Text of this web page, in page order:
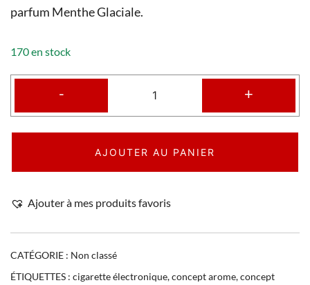
parfum Menthe Glaciale.
170 en stock
- +
AJOUTER AU PANIER
Ajouter à mes produits favoris
CATÉGORIE : Non classé
ÉTIQUETTES : cigarette électronique,concept arome,concept